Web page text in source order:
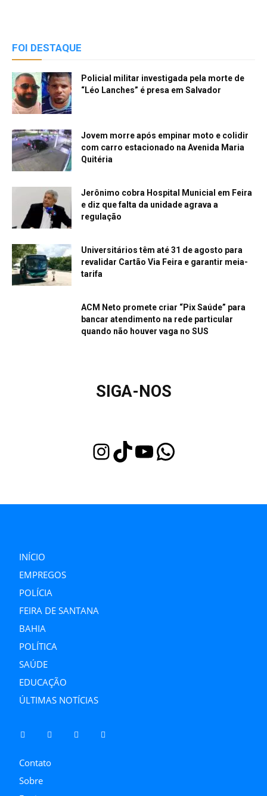
FOI DESTAQUE
Policial militar investigada pela morte de
“Léo Lanches” é presa em Salvador
Jovem morre após empinar moto e colidir
com carro estacionado na Avenida Maria
Quitéria
Jerônimo cobra Hospital Municial em Feira
e diz que falta da unidade agrava a
regulação
Universitários têm até 31 de agosto para
revalidar Cartão Via Feira e garantir meia-
tarifa
ACM Neto promete criar “Pix Saúde” para
bancar atendimento na rede particular
quando não houver vaga no SUS
SIGA-NOS
InstagramTikTok Youtube WhatsApp
INÍCIO
EMPREGOS
POLÍCIA
FEIRA DE SANTANA
BAHIA
POLÍTICA
SAÚDE
EDUCAÇÃO
ÚLTIMAS NOTÍCIAS
Contato
Sobre